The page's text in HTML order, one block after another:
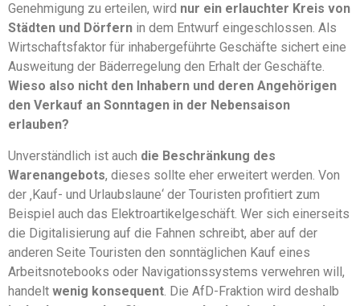
Genehmigung zu erteilen, wird nur ein erlauchter Kreis von
Städten und Dörfern in dem Entwurf eingeschlossen. Als
Wirtschaftsfaktor für inhabergeführte Geschäfte sichert eine
Ausweitung der Bäderregelung den Erhalt der Geschäfte.
Wieso also nicht den Inhabern und deren Angehörigen
den Verkauf an Sonntagen in der Nebensaison
erlauben?
Unverständlich ist auch die Beschränkung des
Warenangebots, dieses sollte eher erweitert werden. Von
der ‚Kauf- und Urlaubslaune‘ der Touristen profitiert zum
Beispiel auch das Elektroartikelgeschäft. Wer sich einerseits
die Digitalisierung auf die Fahnen schreibt, aber auf der
anderen Seite Touristen den sonntäglichen Kauf eines
Arbeitsnotebooks oder Navigationssystems verwehren will,
handelt wenig konsequent . Die AfD-Fraktion wird deshalb